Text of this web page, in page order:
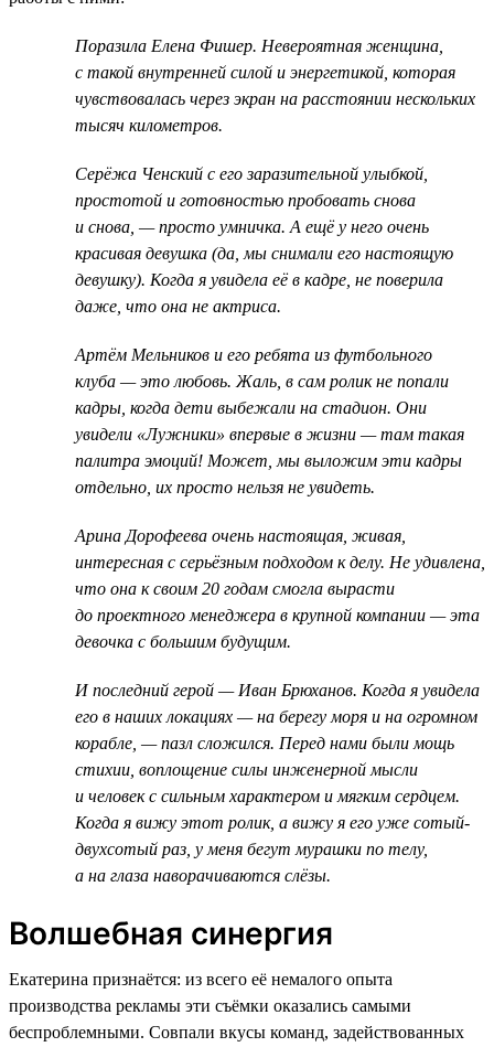
Поразила Елена Фишер. Невероятная женщина,
с такой внутренней силой и энергетикой, которая
чувствовалась через экран на расстоянии нескольких
тысяч километров.
Серёжа Ченский с его заразительной улыбкой,
простотой и готовностью пробовать снова
и снова, — просто умничка. А ещё у него очень
красивая девушка (да, мы снимали его настоящую
девушку). Когда я увидела её в кадре, не поверила
даже, что она не актриса.
Артём Мельников и его ребята из футбольного
клуба — это любовь. Жаль, в сам ролик не попали
кадры, когда дети выбежали на стадион. Они
увидели «Лужники» впервые в жизни — там такая
палитра эмоций! Может, мы выложим эти кадры
отдельно, их просто нельзя не увидеть.
Арина Дорофеева очень настоящая, живая,
интересная с серьёзным подходом к делу. Не удивлена,
что она к своим 20 годам смогла вырасти
до проектного менеджера в крупной компании — эта
девочка с большим будущим.
И последний герой — Иван Брюханов. Когда я увидела
его в наших локациях — на берегу моря и на огромном
корабле, — пазл сложился. Перед нами были мощь
стихии, воплощение силы инженерной мысли
и человек с сильным характером и мягким сердцем.
Когда я вижу этот ролик, а вижу я его уже сотый-
двухсотый раз, у меня бегут мурашки по телу,
а на глаза наворачиваются слёзы.
Волшебная синергия
Екатерина признаётся: из всего её немалого опыта
производства рекламы эти съёмки оказались самыми
беспроблемными. Совпали вкусы команд, задействованных